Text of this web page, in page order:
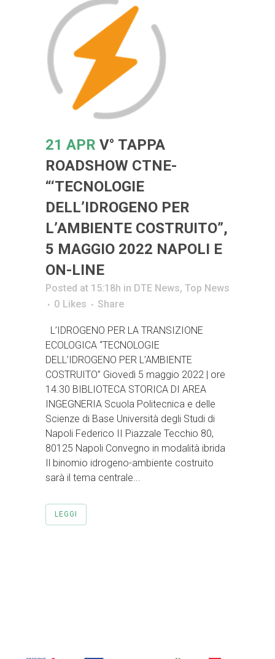
21 APR V° TAPPA
ROADSHOW CTNE-
“‘TECNOLOGIE
DELL’IDROGENO PER
L’AMBIENTE COSTRUITO”,
5 MAGGIO 2022 NAPOLI E
ON-LINE
Posted at 15:18h in DTE News, Top News
0 Likes Share
L’IDROGENO PER LA TRANSIZIONE
ECOLOGICA “TECNOLOGIE
DELL’IDROGENO PER L’AMBIENTE
COSTRUITO” Giovedì 5 maggio 2022 | ore
14.30 BIBLIOTECA STORICA DI AREA
INGEGNERIA Scuola Politecnica e delle
Scienze di Base Università degli Studi di
Napoli Federico II Piazzale Tecchio 80,
80125 Napoli Convegno in modalità ibrida
Il binomio idrogeno-ambiente costruito
sarà il tema centrale...
LEGGI